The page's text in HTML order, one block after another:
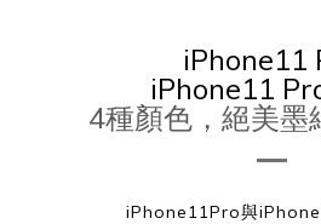
iPhone11
iPhone11
4種顏色，絕美墨
iPhone11Pro與